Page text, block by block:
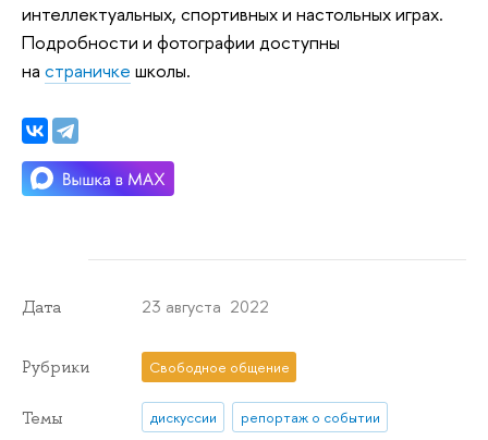
интеллектуальных, спортивных и настольных играх.
Подробности и фотографии доступны
на страничке школы.
Дата 23 августа 2022
Рубрики Свободное общение
Темы дискуссии репортаж о событии